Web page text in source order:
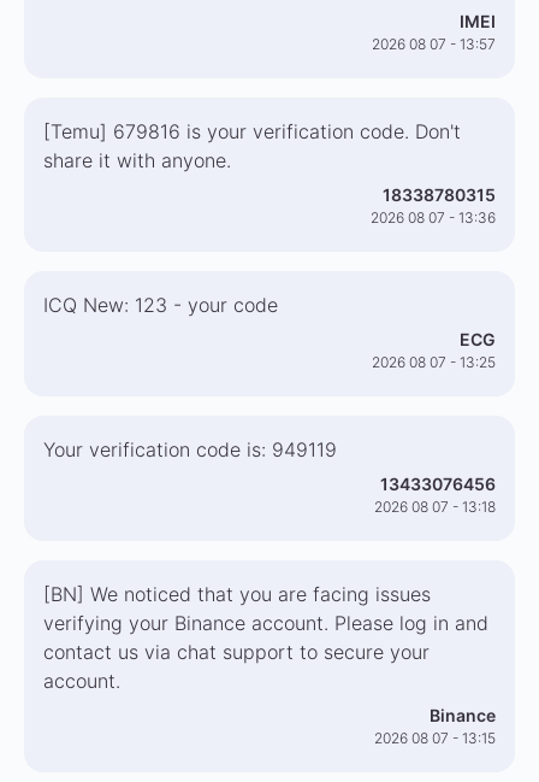
IMEI
2026 08 07 - 13:57
[Temu] 679816 is your verification code. Don't
share it with anyone.
18338780315
2026 08 07 - 13:36
ICQ New: 123 - your code
ECG
2026 08 07 - 13:25
Your verification code is: 949119
13433076456
2026 08 07 - 13:18
[BN] We noticed that you are facing issues
verifying your Binance account. Please log in and
contact us via chat support to secure your
account.
Binance
2026 08 07 - 13:15